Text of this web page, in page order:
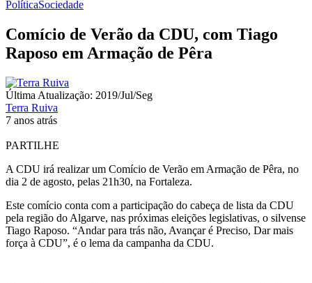
PolíticaSociedade
Comício de Verão da CDU, com Tiago
Raposo em Armação de Pêra
Última Atualização: 2019/Jul/Seg
Terra Ruiva
7 anos atrás
PARTILHE
A CDU irá realizar um Comício de Verão em Armação de Pêra, no
dia 2 de agosto, pelas 21h30, na Fortaleza.
Este comício conta com a participação do cabeça de lista da CDU
pela região do Algarve, nas próximas eleições legislativas, o silvense
Tiago Raposo. “Andar para trás não, Avançar é Preciso, Dar mais
força à CDU”, é o lema da campanha da CDU.